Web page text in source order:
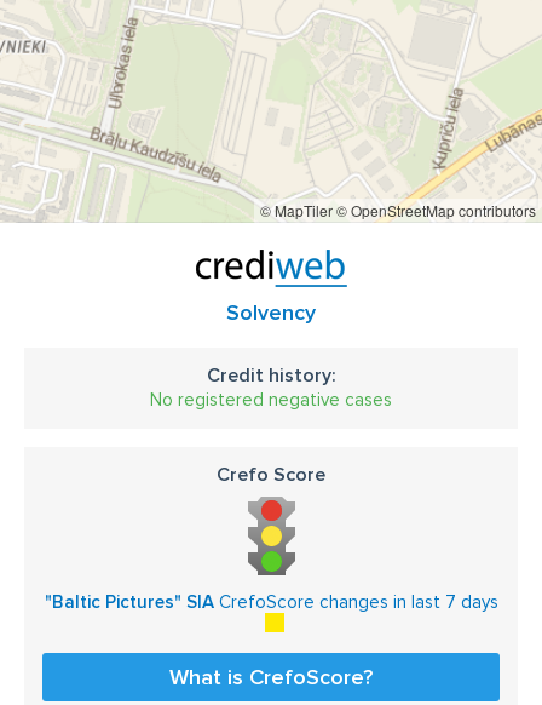
© MapTiler© OpenStreetMap contributors
Solvency
Credit history:
No registered negative cases
Crefo Score
"Baltic Pictures" SIACrefoScore changes in last 7 days
What is CrefoScore?